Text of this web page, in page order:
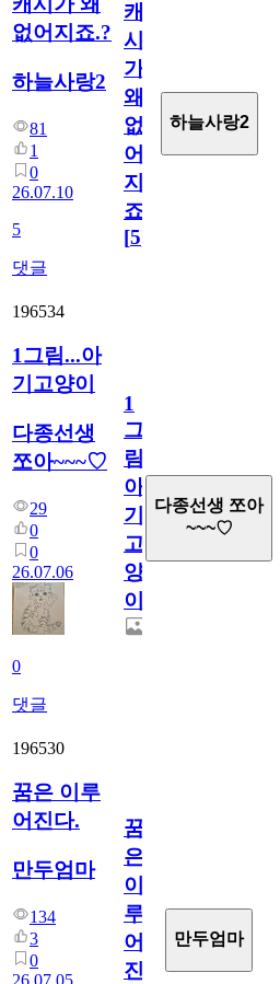
없어지죠.?
하늘사랑2
81
1
0
26.07.10
5
댓글
캐
시
가
왜
없
어
지
죠.?
[5]
하늘사랑2
196534
1그림...아
기고양이
다종선생
쪼아~~~♡
29
0
0
26.07.06
0
댓글
1
그
림...
아
기
고
양
이
다종선생 쪼아
~~~♡
196530
꿈은 이루
어진다.
만두엄마
134
3
0
26.07.05
꿈
은
이
루
어
진
만두엄마